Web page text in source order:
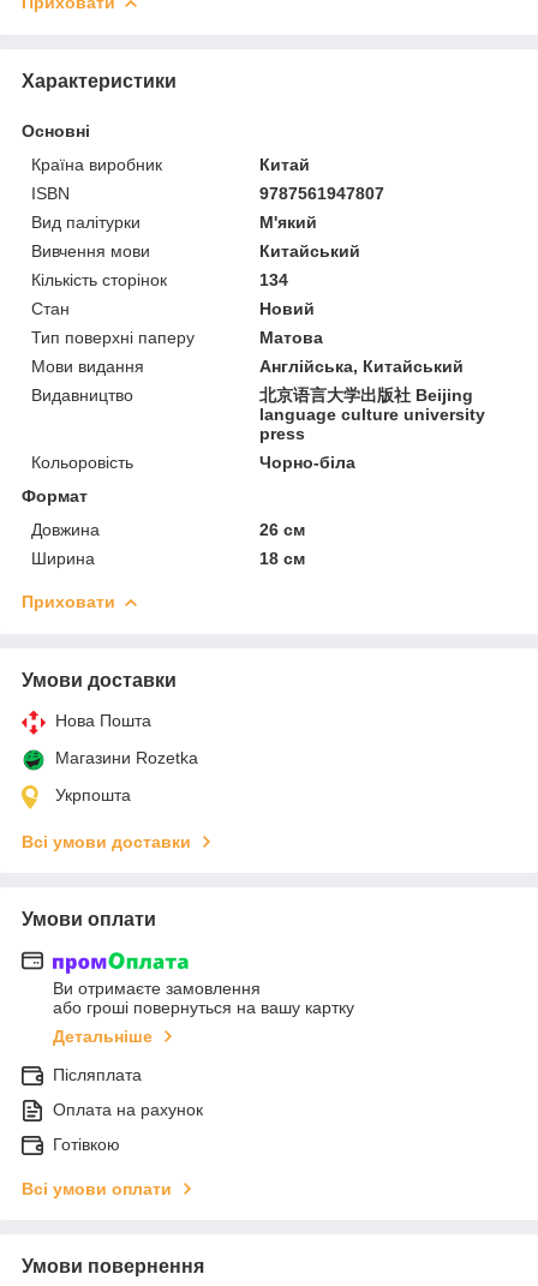
Характеристики
Основні
Країна виробник
Китай
ISBN
9787561947807
Вид палітурки
М'який
Вивчення мови
Китайський
Кількість сторінок
134
Стан
Новий
Тип поверхні паперу
Матова
Мови видання
Англійська, Китайський
Видавництво
北京语言大学出版社 Beijing
language culture university
press
Кольоровість
Чорно-біла
Формат
Довжина
26 см
Ширина
18 см
Приховати
Умови доставки
Нова Пошта
Магазини Rozetka
Укрпошта
Всі умови доставки
Умови оплати
Ви отримаєте замовлення
або гроші повернуться на вашу картку
Детальніше
Післяплата
Оплата на рахунок
Готівкою
Всі умови оплати
Умови повернення